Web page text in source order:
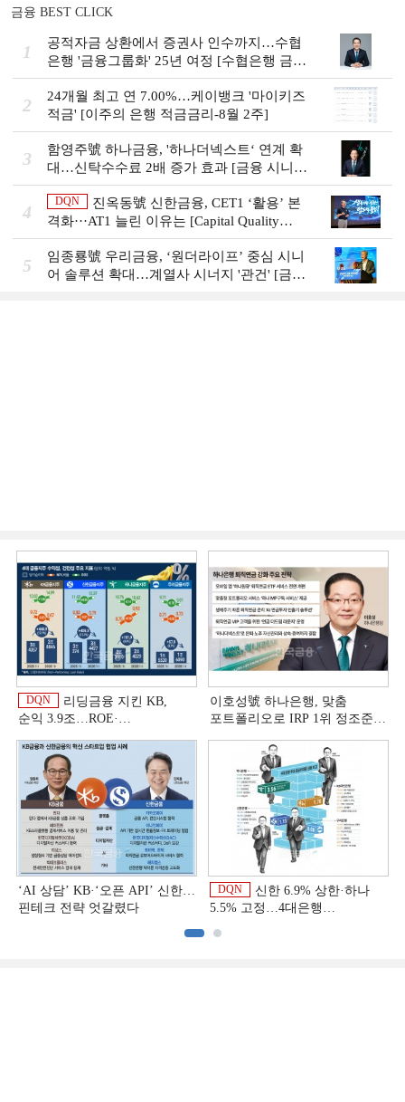
금융 BEST CLICK
1
공적자금 상환에서 증권사 인수까지…수협
은행 '금융그룹화' 25년 여정 [수협은행 금융
그룹의 꿈①]
2
24개월 최고 연 7.00%…케이뱅크 '마이키즈
적금' [이주의 은행 적금금리-8월 2주]
3
함영주號 하나금융, '하나더넥스트‘ 연계 확
대…신탁수수료 2배 증가 효과 [금융 시니어
비즈니스 돋보기]
4
DQN
진옥동號 신한금융, CET1 ‘활용’ 본
격화···AT1 늘린 이유는 [Capital Quality
Review]
5
임종룡號 우리금융, ‘원더라이프’ 중심 시니
어 솔루션 확대…계열사 시너지 '관건' [금융
DQN
리딩금융 지킨 KB,
순익 3.9조…ROE·
상반기 금융 리그테이블]
이호성號 하나은행, 맞춤
포트폴리오로 IRP 1위 정조준
‘AI 상담’ KB·‘오픈 API’ 신한…
핀테크 전략 엇갈렸다
DQN
신한 6.9% 상한·하나
5.5% 고정…4대은행